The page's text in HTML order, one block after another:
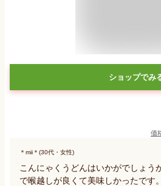
ショップでみ
価
＊mii＊(30代・女性)
こんにゃくうどんはいかがでしょう
で喉越しが良くて美味しかったです